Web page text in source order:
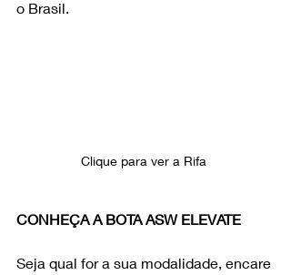
o Brasil.
Clique para ver a Rifa
CONHEÇA A BOTA ASW ELEVATE
Seja qual for a sua modalidade, encare